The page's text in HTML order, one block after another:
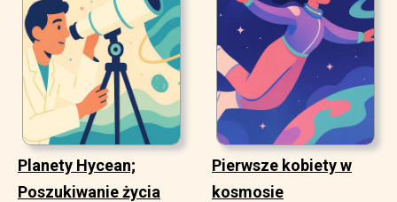
Planety Hycean;
Poszukiwanie życia
Pierwsze kobiety w
kosmosie